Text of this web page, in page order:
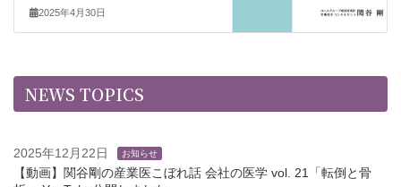
2025年4月30日
NEWS TOPICS
2025年12月22日 お知らせ
【動画】関谷剛の産業医こぼれ話 会社の医学 vol. 21「転倒と骨